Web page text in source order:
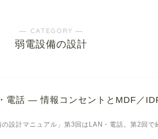
― CATEGORY ―
弱電設備の設計
電話 ― 情報コンセントとMDF／
設計マニュアル」第3回はLAN・電話。第2回で